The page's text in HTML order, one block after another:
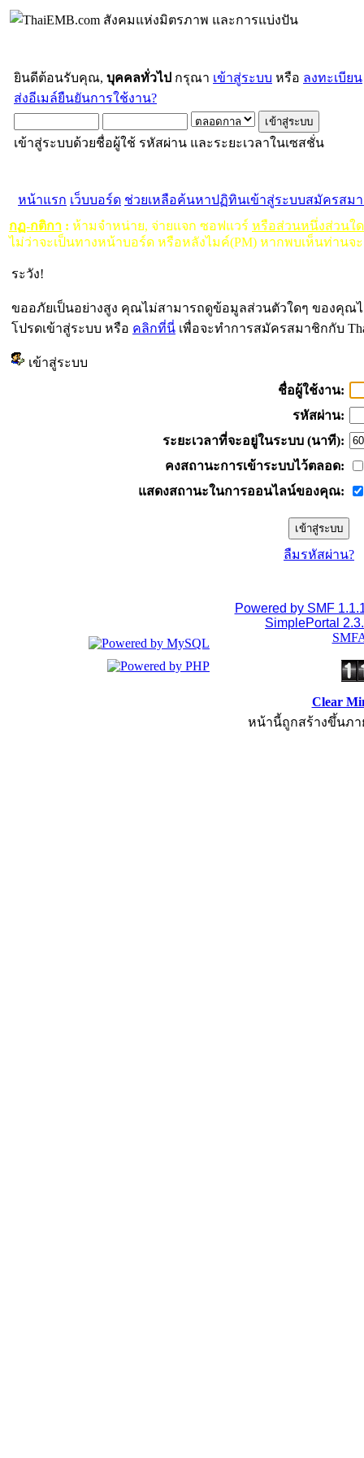
ยินดีต้อนรับคุณ, บุคคลทั่วไป กรุณา เข้าสู่ระบบ หรือ ลงทะเบียน
ส่งอีเมล์ยืนยันการใช้งาน?
เข้าสู่ระบบด้วยชื่อผู้ใช้ รหัสผ่าน และระยะเวลาในเซสชั่น
หน้าแรก เว็บบอร์ด ช่วยเหลือค้นหาปฏิทินเข้าสู่ระบบสมัครสม
กฏ-กติกา : ห้ามจำหน่าย, จ่ายแจก ซอฟแวร์ หรือส่วนหนึ่งส่วนใ
ไม่ว่าจะเป็นทางหน้าบอร์ด หรือหลังไมค์(PM) หากพบเห็นท่านจ
ระวัง!
ขออภัยเป็นอย่างสูง คุณไม่สามารถดูข้อมูลส่วนตัวใดๆ ของคุณ
โปรดเข้าสู่ระบบ หรือ คลิกที่นี่ เพื่อจะทำการสมัครสมาชิกกับ
เข้าสู่ระบบ
ชื่อผู้ใช้งาน:
รหัสผ่าน:
ระยะเวลาที่จะอยู่ในระบบ (นาที):
คงสถานะการเข้าระบบไว้ตลอด:
แสดงสถานะในการออนไลน์ของคุณ:
ลืมรหัสผ่าน?
Powered by SMF
SimplePortal
Clear
หน้านี้ถูกสร้างขึ้นภา